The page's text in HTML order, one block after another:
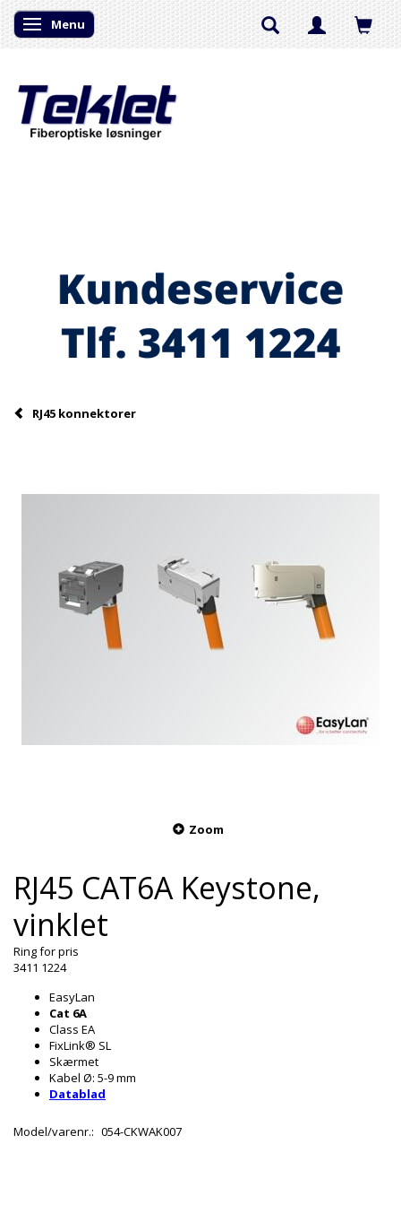
Skifte navigation
Menu
RJ45 konnektorer
Zoom
RJ45 CAT6A Keystone,
vinklet
Ring for pris
3411 1224
EasyLan
Cat 6A
Class EA
FixLink® SL
Skærmet
Kabel Ø: 5-9 mm
Datablad
Model/varenr.: 054-CKWAK007